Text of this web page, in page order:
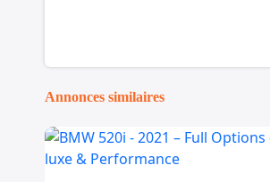
Annonces similaires